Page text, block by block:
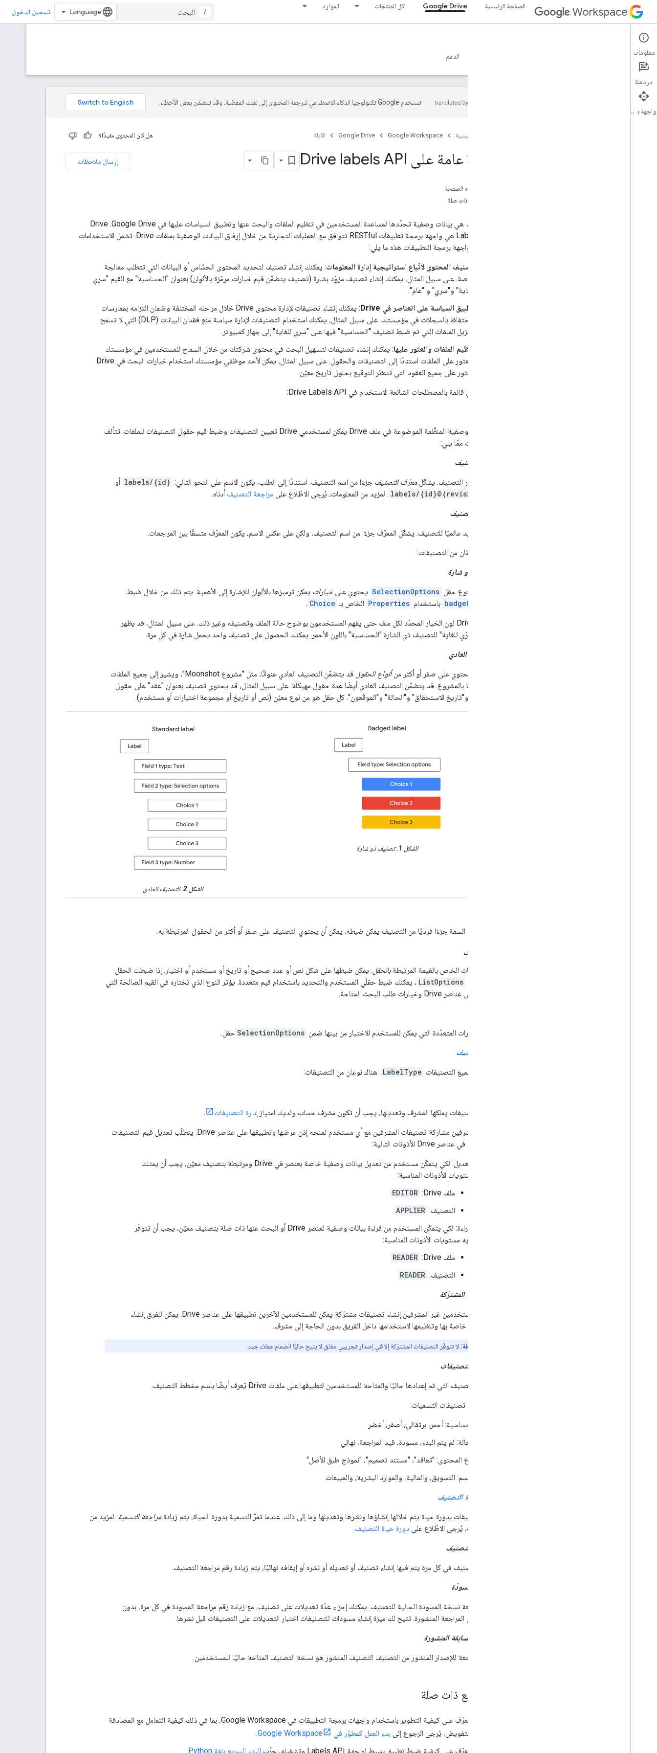
Workspace الصفحة الرئيسية Google Drive كل المنتجات الموارد
/ تسجيل الدخول
Google Drive
نظرة عامة الدعم
تستخدم Google تكنولوجيا الذكاء الاصطناعي لترجمة المحتوى إلى لغتك المفضّلة، وقد تتضمّن بعض الأخطاء.
الصفحة الرئيسية Google Workspace
Google Drive الأدلة هل كان المحتوى مفيدًا؟
إرسال ملاحظات نظرة عامة على Drive labels API
على هذه الصفحة
مواضيع ذات صلة
التصنيفات
هي بيانات وصفية تحدِّدها لمساعدة المستخدمين في تنظيم الملفات والبحث عنها وتطبيق السياسات عليها في Google Drive. ‫Drive
Labels API هي واجهة برمجة تطبيقات RESTful تتوافق مع العمليات التجارية من خلال إرفاق البيانات الوصفية بملفات Drive. تشمل الاستخدامات
الشائعة لواجهة برمجة التطبيقات هذه ما يلي:
تصنيف المحتوى لاتّباع استراتيجية إدارة المعلومات: يمكنك إنشاء تصنيف لتحديد المحتوى الحسّاس أو البيانات التي تتطلب معالجة
خاصة. على سبيل المثال، يمكنك إنشاء تصنيف مزوّد بشارة (تصنيف يتضمّن قيم خيارات مرمّزة بالألوان) بعنوان "الحساسية" مع القيم "سري
للغاية" و"سري" و "عام".
تطبيق السياسة على العناصر في Drive
: يمكنك إنشاء تصنيفات لإدارة محتوى Drive خلال مراحله المختلفة وضمان التزامه بممارسات
الاحتفاظ بالسجلات في مؤسستك. على سبيل المثال، يمكنك استخدام التصنيفات لإدارة سياسة منع فقدان البيانات (DLP) التي لا تسمح
بتنزيل الملفات التي تم ضبط تصنيف "الحساسية" فيها على "سري للغاية" إلى جهاز كمبيوتر.
تنظيم الملفات والعثور عليها: يمكنك إنشاء تصنيفات لتسهيل البحث في محتوى شركتك من خلال السماح للمستخدمين في مؤسستك
بالعثور على الملفات استنادًا إلى التصنيفات والحقول. على سبيل المثال، يمكن لأحد موظفي مؤسستك استخدام خيارات البحث في Drive
للعثور على جميع العقود التي تنتظر التوقيع بحلول تاريخ معيّن.
في ما يلي قائمة بالمصطلحات الشائعة الاستخدام في Drive Labels API:
البيانات الوصفية المنظَّمة الموضوعة في ملف Drive يمكن لمستخدمي Drive تعيين التصنيفات وضبط قيم حقول التصنيفات للملفات. تتألف
التصنيفات ممّا يلي:
اسم التصنيف
اسم مصدر التصنيف. يشكّل معرّف التصنيف جزءًا من اسم التصنيف. استنادًا إلى الطلب، يكون الاسم على النحو التالي: labels/{id} أو
labels/{id}@{revisionId} . لمزيد من المعلومات، يُرجى الاطّلاع على مراجعة التصنيف أدناه.
معرّف التصنيف
معرّف فريد عالميًا للتصنيف. يشكّل المعرّف جزءًا من اسم التصنيف، ولكن على عكس الاسم، يكون المعرّف متسقًا بين المراجعات.
يتوفّر نمطان من التصنيفات:
تصنيف ذو شارة
تصنيف بنوع حقل SelectionOptions يحتوي على خيارات يمكن ترميزها بالألوان للإشارة إلى الأهمية. يتم ذلك من خلال ضبط
badgeConfig باستخدام Properties الخاص بـ Choice
.
يعرض Drive لون الخيار المحدّد لكل ملف حتى يفهم المستخدمون بوضوح حالة الملف وتصنيفه وغير ذلك. على سبيل المثال، قد يظهر
الخيار "سرّي للغاية" للتصنيف ذي الشارة "الحساسية" باللون الأحمر. يمكنك الحصول على تصنيف واحد يحمل شارة في كل مرة.
التصنيف العادي
تصنيف يحتوي على صفر أو أكثر منأنواع الحقول
قد يتضمّن التصنيف العادي عنوانًا، مثل "مشروع Moonshot"، ويشير إلى جميع الملفات
ذات الصلة بالمشروع. قد يتضمّن التصنيف العادي أيضًا عدة حقول مهيكلة. على سبيل المثال، قد يحتوي تصنيف بعنوان "عقد" على حقول
"الشركة" و"تاريخ الاستحقاق" و"الحالة" و"الموقّعون". كل حقل هو من نوع معيّن (نص أو تاريخ أو مجموعة اختيارات أو مستخدم).
الشكل 1. تصنيف ذو شارة
الشكل 2. التصنيف العادي
تمثّل هذه السمة جزءًا فرديًا من التصنيف يمكن ضبطه. يمكن أن يحتوي التصنيف على صفر أو أكثر من الحقول المرتبطة به.
نوع الحقل
نوع البيانات الخاص بالقيمة المرتبطةبالحقل. يمكن ضبطها على شكل نص أو عدد صحيح أو تاريخ أو مستخدم أو اختيار. إذا ضبطت الحقل
ListOptions ، يمكنك ضبط حقلَي المستخدم والتحديد باستخدام قيم متعددة. يؤثر النوع الذي تختاره في القيم الصالحة التي
تنطبق على عناصر Drive وخيارات طلب البحث المتاحة.
أحد الخيارات المتعدّدة التي يمكن للمستخدم الاختيار من بينها ضمن SelectionOptions حقل.
نوع التصنيف
تتضمّن جميع التصنيفات LabelType . هناك نوعان من التصنيفات:
لإنشاء تصنيفات يملكها المشرف وتعديلها، يجب أن تكون مشرف حساب ولديك امتياز إدارة التصنيفات .
يمكن للمشرفين مشاركة تصنيفات المشرفين مع أي مستخدم لمنحه إذن عرضها وتطبيقها على عناصر Drive. يتطلّب تعديل قيم التصنيفات
أو قراءتها في عناصر Drive الأذونات التالية:
التعديل: لكي يتمكّن مستخدم من تعديل بيانات وصفية خاصة بعنصر في Drive ومرتبطة بتصنيف معيّن، يجب أن يمتلك
مستويات الأذونات المناسبة:
ملف Drive:
EDITOR
التصنيف: APPLIER
القراءة: لكي يتمكّن المستخدم من قراءة بيانات وصفية لعنصر Drive أو البحث عنها ذات صلة بتصنيف معيّن، يجب أن تتوفّر
لديه مستويات الأذونات المناسبة:
ملف Drive:
READER
التصنيف: READER
المجلدات المشترَكة
يمكن للمستخدمين غير المشرفين إنشاء تصنيفات مشترَكة يمكن للمستخدمين الآخرين تطبيقها على عناصر Drive. يمكن للفرق إنشاء
تصنيفات خاصة بها وتنظيمها لاستخدامها داخل الفريق بدون الحاجة إلى مشرف.
ملاحظة: لا تتوفّر التصنيفات المشترَكة إلا في إصدار تجريبي مغلق لا يتيح حاليًا انضمام عملاء جدد.
تصنيف التصنيفات
حقول التصنيف التي تم إعدادها حاليًا والمتاحة للمستخدمين لتطبيقها على ملفات Drive يُعرف أيضًا باسم مخطط التصنيف.
أمثلة على تصنيفات التسميات:
الحساسية: أحمر، برتقالي، أصفر، أخضر
الحالة: لم يتم البدء، مسودة، قيد المراجعة، نهائي
نوع المحتوى: "تعاقد"، "مستند تصميم"، "نموذج طبق الأصل"
القسم: التسويق، والمالية، والموارد البشرية، والمبيعات
دورة حياة التصنيف
تمر التصنيفات بدورة حياة يتم خلالها إنشاؤها ونشرها وتعديلها وما إلى ذلك. عندما تمرّ التسمية بدورة الحياة، يتم زيادة مراجعة التسمية. لمزيد من
المعلومات، يُرجى الاطّلاع على دورة حياة التصنيف.
مراجعة التصنيف
مثيل للتصنيف في كل مرة يتم فيها إنشاء تصنيف أو تعديله أو نشره أو إيقافه نهائيًا، يتم زيادة رقم مراجعة التصنيف.
مراجعة مسودّة
رقم مراجعة نسخة المسودة الحالية للتصنيف. يمكنك إجراء عدّة تعديلات على تصنيف، مع زيادة رقم مراجعة المسودة في كل مرة، بدون
التأثير في المراجعة المنشورة. تتيح لك ميزة إنشاء مسودات للتصنيفات اختبار التعديلات على التصنيفات قبل نشرها.
النسخة السابقة المنشورة
رقم المراجعة للإصدار المنشور من التصنيف التصنيف المنشور هو نسخة التصنيف المتاحة حاليًا للمستخدمين.
مواضيع ذات صلة
للتعرّف على كيفية التطوير باستخدام واجهات برمجة التطبيقات في Google Workspace، بما في ذلك كيفية التعامل مع المصادقة
والتفويض، يُرجى الرجوع إلى بدء العمل كمطوّر في Google Workspace
.
للتعرّف على كيفية ضبط تطبيق بسيط لواجهة Labels API وتشغيله، جرِّب
البدء السريع بلغة Python .
معلومات
دردشة
واجهة برمجة التطبيقات